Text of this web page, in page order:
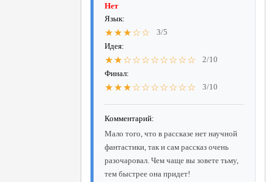
Нет
Язык:
★★★☆☆
3/5
Идея:
★★☆☆☆☆☆☆☆☆
2/10
Финал:
★★★☆☆☆☆☆☆☆ 3/10
Комментарий:
Мало того, что в рассказе нет научной
фантастики, так и сам рассказ очень
разочаровал. Чем чаще вы зовете тьму,
тем быстрее она придет!